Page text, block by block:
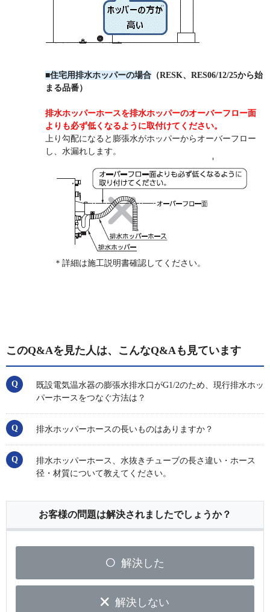
■住宅用排水ホッパーの場合 （RESK、RES06/12/25から始
まる品番）
排水ホッパーホースを排水ホッパーのオーバーフロー面
よりも必ず低くなるように取付けてください。
上り勾配になると膨張水がホッパーからオーバーフロー
し、水漏れします。
＊詳細は施工説明書確認してください。
このQ&Aを見た人は、こんなQ&Aも見ています
既設電気温水器の膨張水排水口がG1/2のため、現行排水ホッ
パーホースをつなぐ方法は？
排水ホッパーホースの長いものはありますか？
排水ホッパーホース、水抜きチューブの長さ違い・ホース
径・材質について教えてください。
お客様の問題は解決されましたでしょうか？
解決した
解決しない